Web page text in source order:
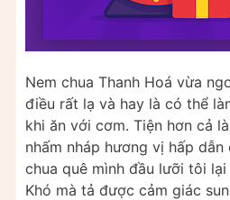
Nem chua Thanh Hoá vừa
điều rất lạ và hay là có thể
khi ăn với cơm. Tiện hơn cả
nhấm nháp hương vị hấp dẫn
chua quê mình đầu lưỡi tôi
Khó mà tả được cảm giác